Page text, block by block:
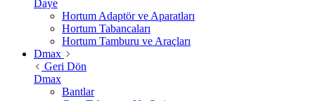
Daye
Hortum Adaptör ve Aparatları
Hortum Tabancaları
Hortum Tamburu ve Araçları
Dmax
Geri Dön
Dmax
Bantlar